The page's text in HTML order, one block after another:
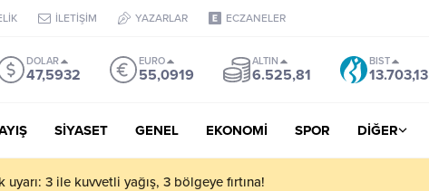
İLETİŞİM YAZARLAR ECZANELER
DOLAR
47,5932
EURO
55,0919
ALTIN
6.525,81
BIST
13.703,13
SİYASET GENEL EKONOMİ SPOR DİĞER
3 ile kuvvetli yağış, 3 bölgeye fırtına!